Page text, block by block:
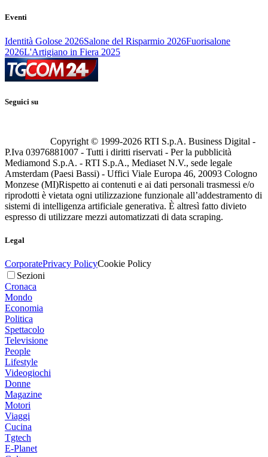
Eventi
Identità Golose 2026Salone del Risparmio 2026Fuorisalone
2026L'Artigiano in Fiera 2025
Seguici su
Copyright © 1999-2026 RTI S.p.A. Business Digital -
P.Iva 03976881007 - Tutti i diritti riservati - Per la pubblicità
Mediamond S.p.A. - RTI S.p.A., Mediaset N.V., sede legale
Amsterdam (Paesi Bassi) - Uffici Viale Europa 46, 20093 Cologno
Monzese (MI)Rispetto ai contenuti e ai dati personali trasmessi e/o
riprodotti è vietata ogni utilizzazione funzionale all’addestramento di
sistemi di intelligenza artificiale generativa. È altresì fatto divieto
espresso di utilizzare mezzi automatizzati di data scraping.
Legal
CorporatePrivacy PolicyCookie Policy
Sezioni
Cronaca
Mondo
Economia
Politica
Spettacolo
Televisione
People
Lifestyle
Videogiochi
Donne
Magazine
Motori
Viaggi
Cucina
Tgtech
E-Planet